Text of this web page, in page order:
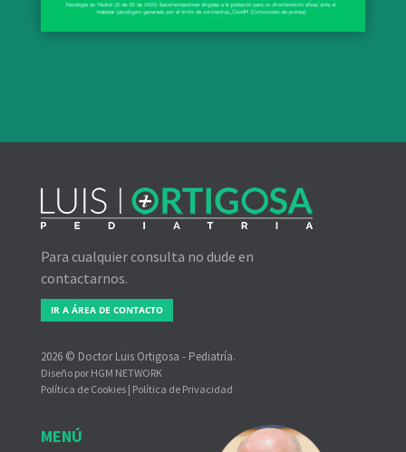
Para cualquier consulta no dude en
contactarnos.
IR A ÁREA DE CONTACTO
2026 © Doctor Luis Ortigosa - Pediatría.
Diseño por HGM NETWORK
Política de Cookies| Política de Privacidad
MENÚ